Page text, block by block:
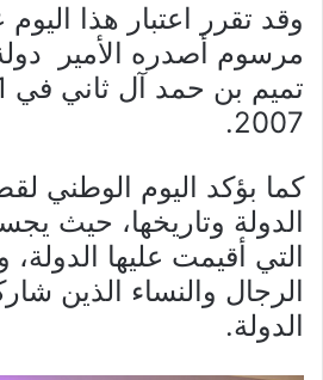
وقد تقرر اعتبار هذا
مرسوم أصدره الأمير
2007.
كما بؤكد اليوم الوطني
الدولة وتاريخها، حيث
التي أقيمت عليها الدولة،
الرجال والنساء الذين
الدولة.